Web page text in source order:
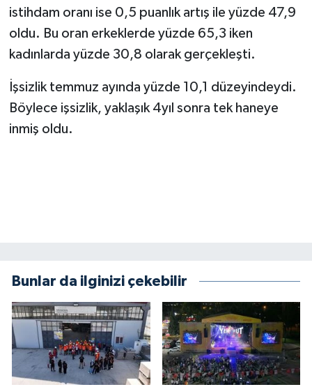
istihdam oranı ise 0,5 puanlık artış ile yüzde 47,9
oldu. Bu oran erkeklerde yüzde 65,3 iken
kadınlarda yüzde 30,8 olarak gerçekleşti.
İşsizlik temmuz ayında yüzde 10,1 düzeyindeydi.
Böylece işsizlik, yaklaşık 4yıl sonra tek haneye
inmiş oldu.
Bunlar da ilginizi çekebilir
KİM KİMDİR
ÇEK GÖNDER
KİTAP
HEDEF2020
Politika
YEREL
BÖLGEDEN